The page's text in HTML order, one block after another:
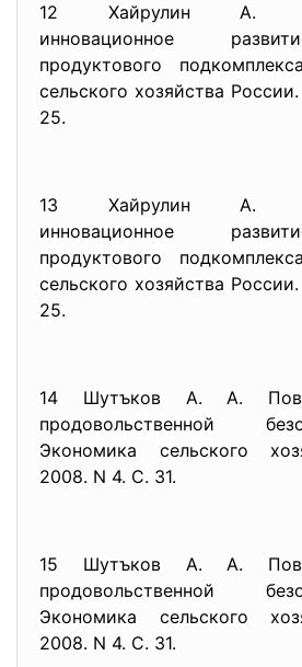
12 Хайрулин А.
инновационное
продуктового
сельского хозяйства
25.
13 Хайрулин А.
инновационное
продуктового
сельского хозяйства
25.
14 Шутъков А. А.
продовольственной
Экономика сельского
2008. N 4. С. 31.
15 Шутъков А. А.
продовольственной
Экономика сельского
2008. N 4. С. 31.